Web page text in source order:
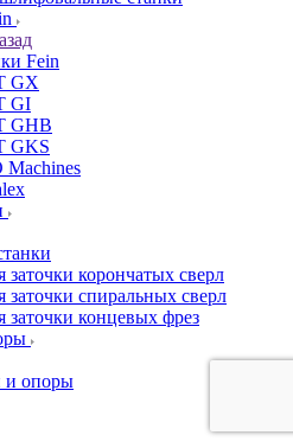
Fein
GX
GI
GHB
GKS
Machines
заточки корончатых сверл
заточки спиральных сверл
заточки концевых фрез
и опоры